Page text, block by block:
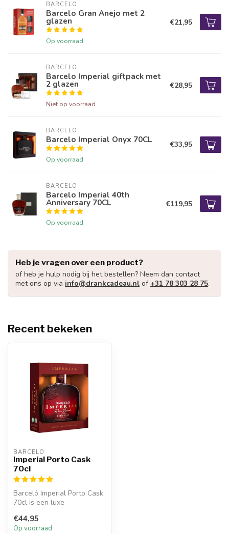
BARCELO
Barcelo Gran Anejo met 2
glazen
Op voorraad
€21,95
BARCELO
Barcelo Imperial giftpack met
2 glazen
Niet op voorraad
€28,95
BARCELO
Barcelo Imperial Onyx 70CL
Op voorraad
€33,95
BARCELO
Barcelo Imperial 40th
Anniversary 70CL
Op voorraad
€119,95
Heb je vragen over een product?
of heb je hulp nodig bij het bestellen? Neem dan contact
met ons op via info@drankcadeau.nl of +31 78 303 28 75.
Recent bekeken
BARCELO
Imperial Porto Cask
70cl
Barceló Imperial Porto Cask
70cl is een luxe
op portva...
€44,95
Op voorraad